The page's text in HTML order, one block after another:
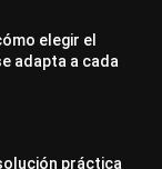
elegir el
adapta a cada
práctica